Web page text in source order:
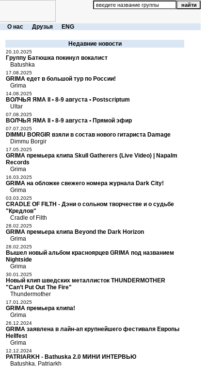
О нас Друзья ENG
Недавние новости
20.10.2025
Группу Батюшка покинул вокалист
Batushka
17.08.2025
GRIMA едет в большой тур по России!
Grima
14.08.2025
ВОЛЧЬЯ ЯМА II • 8-9 августа • Postscriptum
Ultar
07.08.2025
ВОЛЧЬЯ ЯМА II • 8-9 августа • Прямой эфир
07.07.2025
DIMMU BORGIR взяли в состав нового гитариста Damage
Dimmu Borgir
17.05.2025
GRIMA премьера клипа Skull Gatherers (Live Video) | Napalm
Records
Grima
16.03.2025
GRIMA на обложке свежего номера журнала Dark City!
Grima
03.03.2025
CRADLE OF FILTH - Дэни о сольном творчестве и о судьбе
"Кредлов"
Cradle of Filth
28.02.2025
GRIMA премьера клипа Beyond the Dark Horizon
Grima
28.02.2025
Вышел новый альбом красноярцев GRIMA под названием
Nightside
Grima
30.01.2025
Новый клип шведских металлисток THUNDERMOTHER
"Can’t Put Out The Fire"
Thundermother
17.01.2025
GRIMA премьера клипа!
Grima
26.12.2024
GRIMA заявлена в лайн-ап крупнейшего фестиваля Европы
Hellfest
Grima
12.12.2024
PATRIARKH - Bathuska 2.0 МИНИ ИНТЕРВЬЮ
Batushka Patriarkh